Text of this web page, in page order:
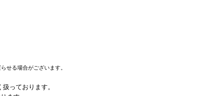
せる場合がございます。
っております。